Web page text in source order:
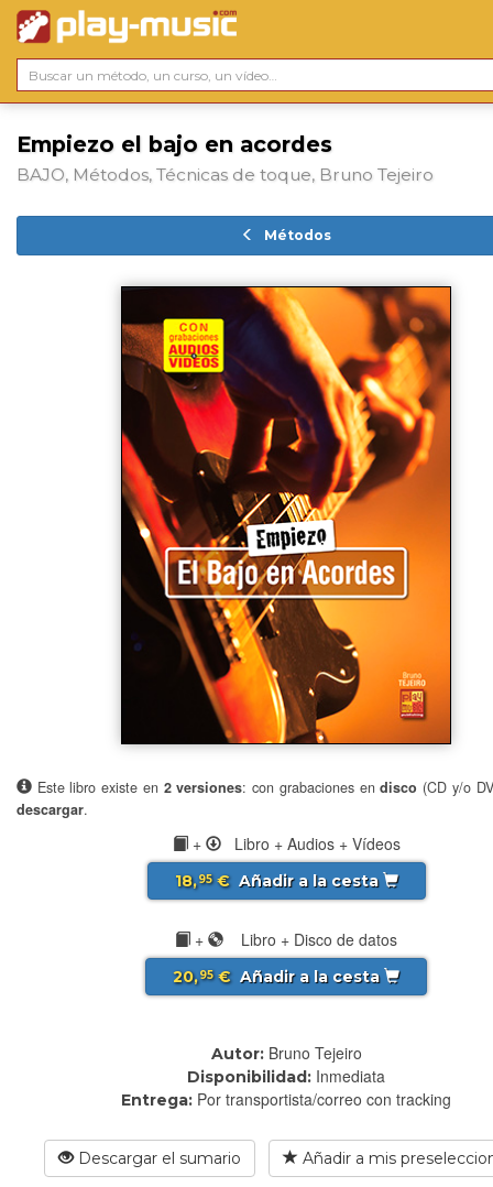
Empiezo el bajo en acordes
BAJO, Métodos, Técnicas de toque, Bruno Tejeiro
Métodos
Este libro existe en 2 versiones: con grabaciones endisco (CD y/o
descargar.
+ Libro + Audios + Vídeos
18,95€ Añadir a la cesta
+ Libro + Disco de datos
20,95€ Añadir a la cesta
Autor: Bruno Tejeiro
Disponibilidad: Inmediata
Entrega: Por transportista/correo con tracking
Descargar el sumario Añadir a mis